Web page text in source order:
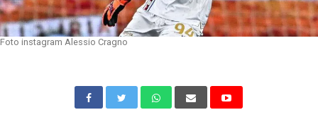
Foto instagram Alessio Cragno